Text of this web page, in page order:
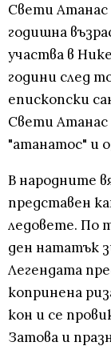
Свети Атанас
годишна
участва в
години след
епископски
Свети Атанас
"атанатос" и
В народните
представен
ледовете. По
ден нататък
Легендата
копринена
кон и се
Затова и